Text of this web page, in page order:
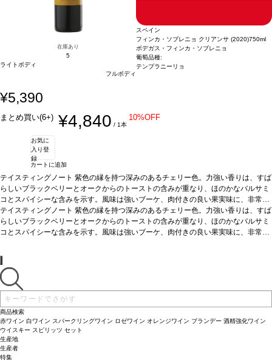
在庫あり
5
ライトボディ
フルボディ
スペイン
フィンカ・ソブレニョ クリアンサ (2020)750ml
ボデガス・フィンカ・ソブレニョ
葡萄品種:
テンプラニーリョ
¥5,390
まとめ買い(6+) ¥4,840 / 1本
10%OFF
お気に
入り登
録
カートに追加
テイスティングノート 紫色の縁を持つ深みのあるチェリー色。力強い香りは、すば
らしいブラックベリーとオークからのトーストの含みが重なり、ほのかなバルサミ
コとスパイシーな含みを示す。風味は強いブーケ、肉付きの良い果実味に、非常に
滑らかで熟成したタンニンを持ち、長い余韻の後味を持つ。合う料理赤身肉やラ
ム（ロースト/ソース添え）、ジビエ、チーズやソースを添えた魚介類料理などと好
相性葡萄品種100% ティンタ・デ・トロ（テンプラリーニョ）*本ヴィンテージが
されます、ご了承ください。
テイスティングノート 紫色の縁を持つ深みのあるチェリー色。力強い香りは、すば
らしいブラックベリーとオークからのトーストの含みが重なり、ほのかなバルサミ
コとスパイシーな含みを示す。風味は強いブーケ、肉付きの良い果実味に、非常に
ム（ロースト/ソース添え）、ジビエ、チーズやソースを添えた魚介類料理などと好
相性
在庫切れの場合、在庫があり価格が同様の場合は自動的に次のヴィンテージに変更
されます、ご了承ください。
商品検索
赤ワイン 白ワイン スパークリングワイン ロゼワイン オレンジワイン ブランデー 酒精強化ワイン
ウイスキー スピリッツ セット
生産地
生産者
特集